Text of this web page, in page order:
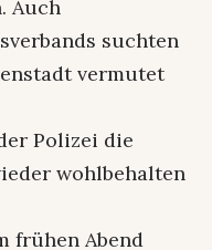
Auch
suchten
vermutet
Polizei die
wohlbehalten
frühen Abend